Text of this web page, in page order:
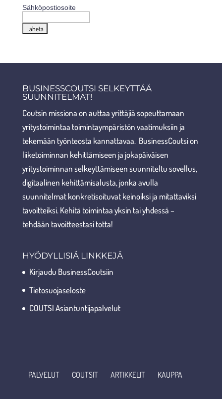
Sähköpostiosoite
BUSINESSCOUTSI SELKEYTTÄÄ
SUUNNITELMAT!
Coutsin missiona on auttaa yrittäjiä sopeuttamaan
yritystoimintaa toimintaympäristön vaatimuksiin ja
tekemään työnteosta kannattavaa. BusinessCoutsi on
liiketoiminnan kehittämiseen ja jokapäiväisen
yritystoiminnan selkeyttämiseen suunniteltu sovellus,
digitaalinen kehittämisalusta, jonka avulla
suunnitelmat konkretisoituvat keinoiksi ja mitattaviksi
tavoitteiksi. Kehitä toimintaa yksin tai yhdessä –
tehdään tavoitteestasi totta!
HYÖDYLLISIÄ LINKKEJÄ
Kirjaudu BusinessCoutsiin
Tietosuojaseloste
COUTSI Asiantuntijapalvelut
PALVELUT COUTSIT ARTIKKELIT KAUPPA